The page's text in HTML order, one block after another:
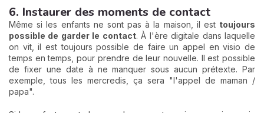
6. Instaurer des moments de contact
Même si les enfants ne sont pas à la maison, il est toujours
possible de garder le contact. À l'ère digitale dans laquelle
on vit, il est toujours possible de faire un appel en visio de
temps en temps, pour prendre de leur nouvelle. Il est possible
de fixer une date à ne manquer sous aucun prétexte. Par
exemple, tous les mercredis, ça sera "l'appel de maman /
papa".